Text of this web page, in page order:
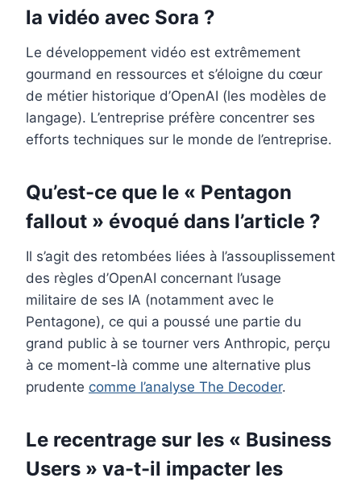
la vidéo avec Sora ?
Le développement vidéo est extrêmement
gourmand en ressources et s’éloigne du cœur
de métier historique d’OpenAI (les modèles de
langage). L’entreprise préfère concentrer ses
efforts techniques sur le monde de l’entreprise.
Qu’est-ce que le « Pentagon
fallout » évoqué dans l’article ?
Il s’agit des retombées liées à l’assouplissement
des règles d’OpenAI concernant l’usage
militaire de ses IA (notamment avec le
Pentagone), ce qui a poussé une partie du
grand public à se tourner vers Anthropic, perçu
à ce moment-là comme une alternative plus
prudente comme l’analyse The Decoder.
Le recentrage sur les « Business
Users » va-t-il impacter les